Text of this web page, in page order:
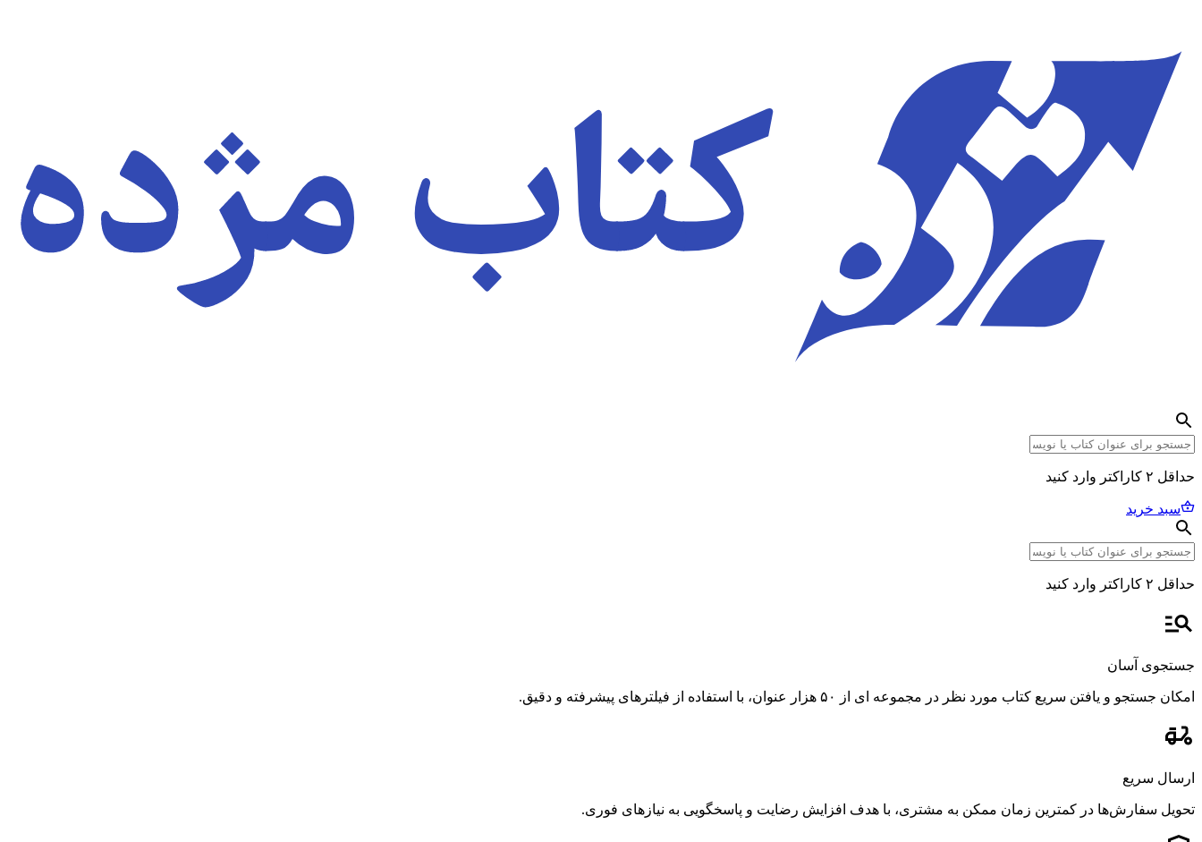
حداقل ۲ کاراکتر وارد کنید
سبد خرید
حداقل ۲ کاراکتر وارد کنید
جستجوی آسان
امکان جستجو و یافتن سریع کتاب مورد نظر در مجموعه ای از ۵۰ هزار عنوان، با استفاده از فیلترهای پیشرفته و دقیق.
ارسال سریع
تحویل سفارش‌ها در کمترین زمان ممکن به مشتری، با هدف افزایش رضایت و پاسخگویی به نیازهای فوری.